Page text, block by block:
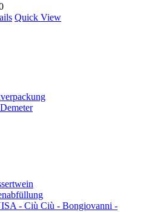
Preisspanne:
CHF 19.00
Quick View
- Ciù Ciù - Bongiovanni -